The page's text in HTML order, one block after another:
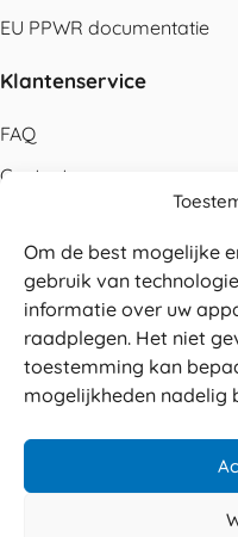
Om de best mogelijke
gebruik van
informatie over uw
raadplegen. Het niet
toestemming kan
mogelijkheden nadelig
EU PPWR documentatie
Klantenservice
FAQ
Contact
Betalen
Levering
Retouren
Service en garantie
Veilig betalen